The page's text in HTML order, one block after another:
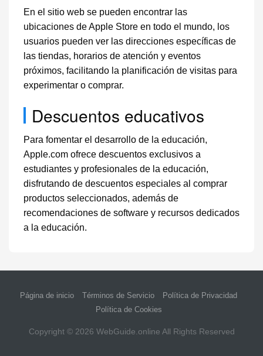
En el sitio web se pueden encontrar las
ubicaciones de Apple Store en todo el mundo, los
usuarios pueden ver las direcciones específicas de
las tiendas, horarios de atención y eventos
próximos, facilitando la planificación de visitas para
experimentar o comprar.
Descuentos educativos
Para fomentar el desarrollo de la educación,
Apple.com ofrece descuentos exclusivos a
estudiantes y profesionales de la educación,
disfrutando de descuentos especiales al comprar
productos seleccionados, además de
recomendaciones de software y recursos dedicados
a la educación.
Página de inicio Términos de Servicio
Política de Privacidad
Política de Cookies
Copyright © 2026 WebGuide.online All Rights Reserved